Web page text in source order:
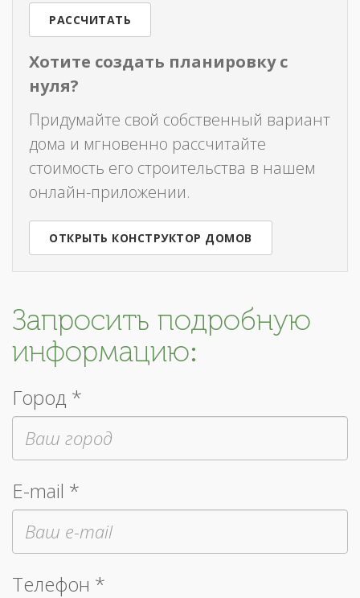
РАССЧИТАТЬ
Хотите создать планировку с
нуля?
Придумайте свой собственный вариант
дома и мгновенно рассчитайте
стоимость его строительства в нашем
онлайн-приложении.
ОТКРЫТЬ КОНСТРУКТОР ДОМОВ
Запросить подробную
информацию:
Город *
E-mail *
Телефон *